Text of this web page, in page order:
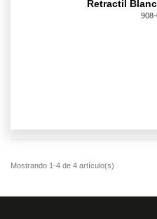
Retractil